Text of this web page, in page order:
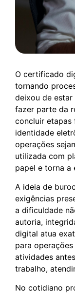
O certificado
tornando
deixou de
fazer parte da
concluir etapas
identidade
operações
utilizada com
papel e torna a
A ideia de
exigências
a dificuldade
autoria,
digital atua
para
atividades
trabalho,
No cotidiano